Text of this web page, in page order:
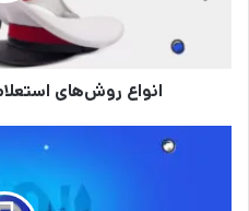
انواع روش‌های